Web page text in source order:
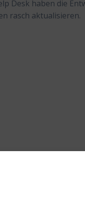
Desk haben die
rasch aktualisieren.